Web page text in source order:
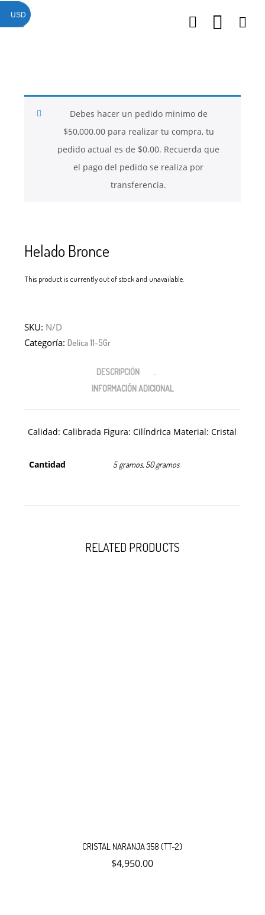
SE USAN PARA
BISUTERÍA Y
MOSTACILLA?
CURSOS
Debes hacer un pedido minimo de
$50,000.00para realizar tu compra, tu
pedido actual es de $0.00. Recuerda que
el pago del pedido se realiza por
transferencia.
Helado Bronce
This product is currently out of stock and unavailable.
SKU: N/D
Categoría:Delica 11-5Gr
DESCRIPCIÓN
INFORMACIÓN ADICIONAL
Calidad: Calibrada Figura: Cilíndrica Material: Cristal
Cantidad 5 gramos, 50 gramos
RELATED PRODUCTS
CRISTAL NARANJA 358 (TT-2)
$4,950.00
USD